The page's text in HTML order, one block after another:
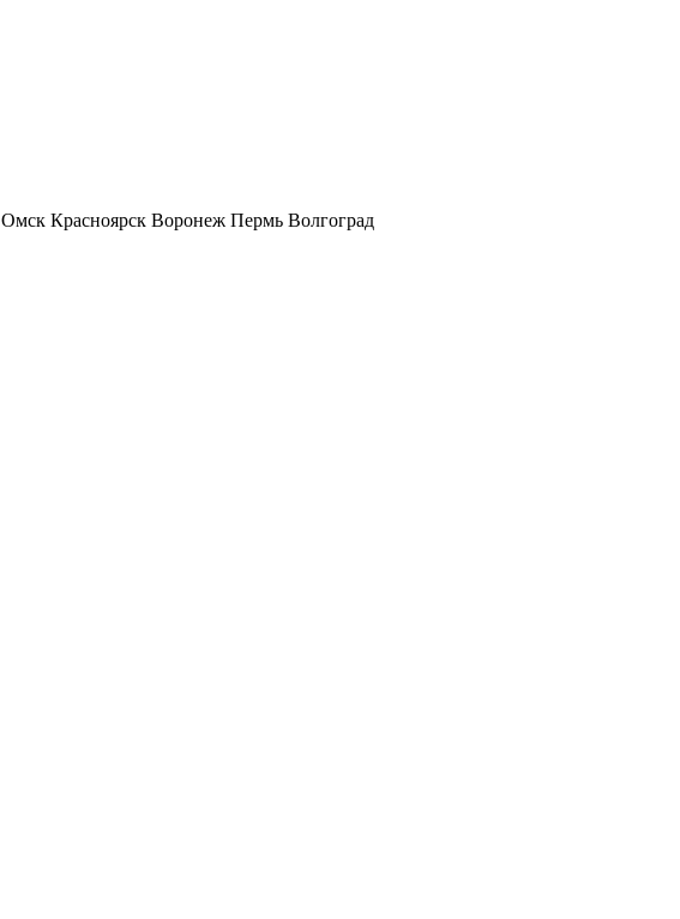
Омск Красноярск Воронеж Пермь Волгоград